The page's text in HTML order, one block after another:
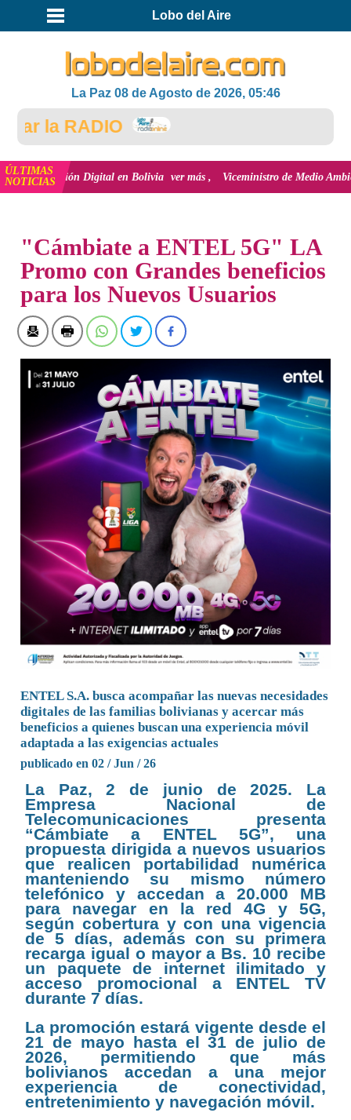
Lobo del Aire
La Paz 08 de Agosto de 2026, 05:46
la RADIO
ÚLTIMAS
NOTICIASDigital en Bolivia ver más Viceministro de Medio Ambiente,
"Cámbiate a ENTEL 5G" LA
Promo con Grandes beneficios
para los Nuevos Usuarios
ENTEL S.A. busca acompañar las nuevas necesidades
digitales de las familias bolivianas y acercar más
beneficios a quienes buscan una experiencia móvil
adaptada a las exigencias actuales
publicado en 02 / Jun / 26
La Paz, 2 de junio de 2025. La
Empresa Nacional de
Telecomunicaciones presenta
“Cámbiate a ENTEL 5G”, una
propuesta dirigida a nuevos usuarios
que realicen portabilidad numérica
manteniendo su mismo número
telefónico y accedan a 20.000 MB
para navegar en la red 4G y 5G,
según cobertura y con una vigencia
de 5 días, además con su primera
recarga igual o mayor a Bs. 10 recibe
un paquete de internet ilimitado y
acceso promocional a ENTEL TV
durante 7 días.
La promoción estará vigente desde el
21 de mayo hasta el 31 de julio de
2026, permitiendo que más
bolivianos accedan a una mejor
experiencia de conectividad,
entretenimiento y navegación móvil.